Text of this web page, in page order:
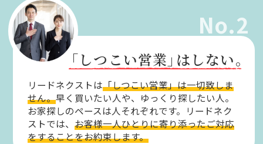
No.2
「しつこい営業」はしない。
リードネクストは「しつこい営業」は一切致しま
せん。早く買いたい人や、ゆっくり探したい人。
お家探しのペースは人それぞれです。リードネク
ストでは、お客様一人ひとりに寄り添ったご対応
をすることをお約束します。